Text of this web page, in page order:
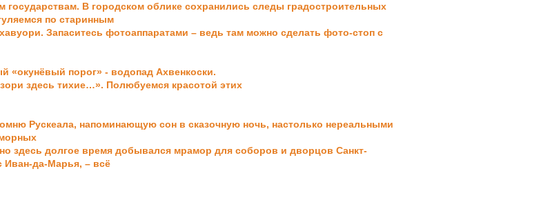
В городском облике сохранились следы градостроительных
по старинным
Запаситесь фотоаппаратами – ведь там можно сделать фото-стоп с
«окунёвый порог» - водопад Ахвенкоски.
здесь тихие…». Полюбуемся красотой этих
Рускеала, напоминающую сон в сказочную ночь, настолько нереальными
здесь долгое время добывался мрамор для соборов и дворцов Санкт-
Иван-да-Марья, – всё